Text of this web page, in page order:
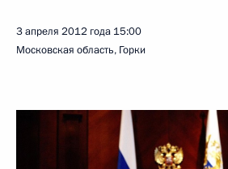
3 апреля 2012 года 15:00
Московская область, Горки